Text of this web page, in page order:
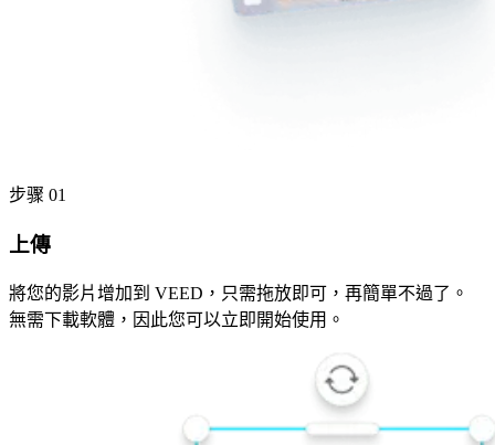
步骤 01
上傳
將您的影片增加到 VEED，只需拖放即可，再簡單不過了。
無需下載軟體，因此您可以立即開始使用。